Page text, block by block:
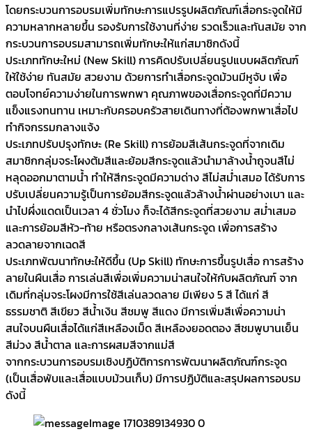
โดยกระบวนการอบรมเพิ่มทักษะการแปรรูปผลิตภัณฑ์เสื่อกระจูดให้มี
ความหลากหลายขึ้น รองรับการใช้งานที่ง่าย รวดเร็วและทันสมัย จาก
กระบวนการอบรมสามารถเพิ่มทักษะให้แก่สมาชิกดังนี้
ประเภททักษะใหม่ (New Skill) การคิดปรับเปลี่ยนรูปแบบผลิตภัณฑ์
ให้ใช้ง่าย ทันสมัย สวยงาม ด้วยการทำเสื่อกระจูดม้วนมีหูจับ เพื่อ
ตอบโจทย์ความง่ายในการพกพา คุณภาพของเสื่อกระจูดที่มีความ
แข็งแรงทนทาน เหมาะกับครอบครัวสายเดินทางที่ต้องพกพาเสื่อไป
ทำกิจกรรมกลางแจ้ง
ประเภทปรับปรุงทักษะ (Re Skill) การย้อมสีเส้นกระจูดที่จากเดิม
สมาชิกกลุ่มจระโผงต้มสีและย้อมสีกระจูดแล้วนำมาล้างน้ำถูจนสีไม่
หลุดออกมาตามน้ำ ทำให้สีกระจูดมีความด่าง สีไม่สม่ำเสมอ ได้รับการ
ปรับเปลี่ยนความรู้เป็นการย้อมสีกระจูดแล้วล้างน้ำผ่านอย่างเบา และ
นำไปผึ่งแดดเป็นเวลา 4 ชั่วโมง ก็จะได้สีกระจูดที่สวยงาม สม่ำเสมอ
และการย้อมสีหัว-ท้าย หรือตรงกลางเส้นกระจูด เพื่อการสร้าง
ลวดลายจากเฉดสี
ประเภทพัฒนาทักษะให้ดีขึ้น (Up Skill) ทักษะการขึ้นรูปเสื่อ การสร้าง
ลายในผืนเสื่อ การเล่นสีเพื่อเพิ่มความน่าสนใจให้กับผลิตภัณฑ์ จาก
เดิมที่กลุ่มจระโผงมีการใช้สีเล่นลวดลาย มีเพียง 5 สี ได้แก่ สี
ธรรมชาติ สีเขียว สีน้ำเงิน สีชมพู สีแดง มีการเพิ่มสีเพื่อความน่า
สนใจบนผืนเสื่อได้แก่สีเหลืองเม็ด สีเหลืองยอดตอง สีชมพูบานเย็น
สีม่วง สีน้ำตาล และการผสมสีจากแม่สี
จากกระบวนการอบรมเชิงปฏิบัติการการพัฒนาผลิตภัณฑ์กระจูด
(เป็นเสื่อพับและเสื่อแบบม้วนเก็บ) มีการปฏิบัติและสรุปผลการอบรม
ดังนี้